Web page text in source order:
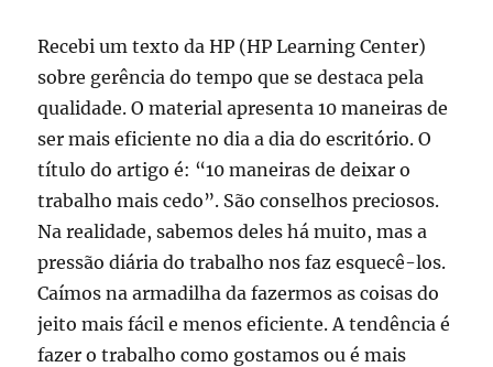
Recebi um texto da HP (HP Learning Center)
sobre gerência do tempo que se destaca pela
qualidade. O material apresenta 10 maneiras de
ser mais eficiente no dia a dia do escritório. O
título do artigo é: “10 maneiras de deixar o
trabalho mais cedo”. São conselhos preciosos.
Na realidade, sabemos deles há muito, mas a
pressão diária do trabalho nos faz esquecê-los.
Caímos na armadilha da fazermos as coisas do
jeito mais fácil e menos eficiente. A tendência é
fazer o trabalho como gostamos ou é mais